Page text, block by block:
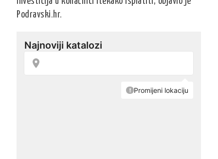
Podravski.hr.